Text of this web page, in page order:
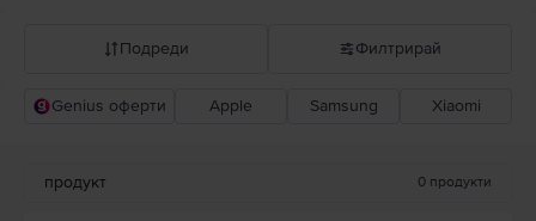
Подреди
Прероръчани от Flip
Филтрирай
Genius оферти Apple Samsung Xiaomi
продукт 0 продукти